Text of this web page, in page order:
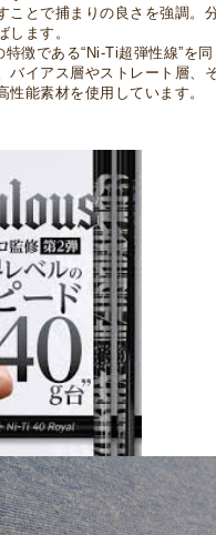
ことで捕まりの良さを強調。
します。
特徴である“Ni-Ti超弾性線”を
バイアス層やストレート層、
性能素材を使用しています。